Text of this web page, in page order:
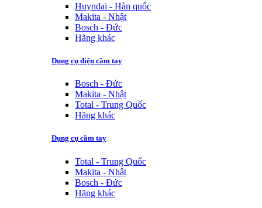
Huyndai - Hàn quốc
Makita - Nhật
Bosch - Đức
Hãng khác
Dụng cụ điện cầm tay
Bosch - Đức
Makita - Nhật
Total - Trung Quốc
Hãng khác
Dụng cụ cầm tay
Total - Trung Quốc
Makita - Nhật
Bosch - Đức
Hãng khác